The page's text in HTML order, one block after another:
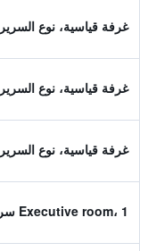
غرفة قياسية، نوع
غرفة قياسية، نوع
غرفة قياسية، نوع
Executive room، 1 سرير توأم